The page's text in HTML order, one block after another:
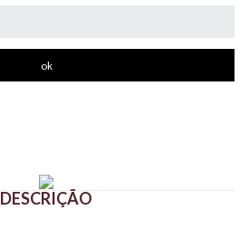
DESCRIÇÃO